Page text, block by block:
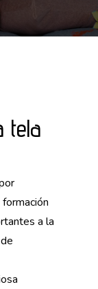
tela
a la